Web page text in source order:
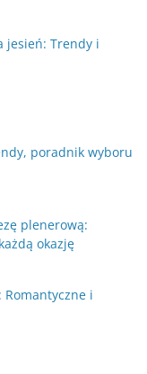
jesień: Trendy i
poradnik wyboru
plenerową:
okazję
i